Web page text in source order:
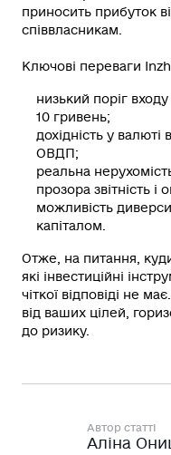
приносить прибуток
співвласникам.
Ключові переваги
низький поріг
10 гривень;
дохідність у
ОВДП;
реальна
прозора звітність і
можливість
капіталом.
Отже, на питання,
які інвестиційні
чіткої відповіді не
від ваших цілей,
до ризику.
Автор статті
Аліна